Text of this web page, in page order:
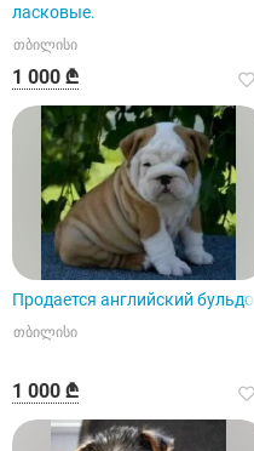
ласковые.
თბილისი
1 000 ₾
Продается английский бульдог
თბილისი
1 000 ₾